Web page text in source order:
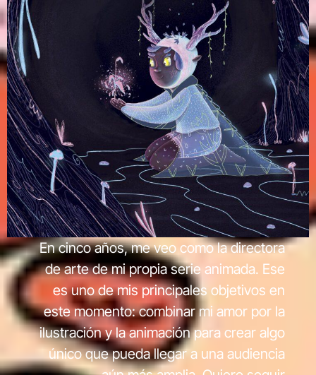
En cinco años, me veo como la directora
de arte de mi propia serie animada. Ese
es uno de mis principales objetivos en
este momento: combinar mi amor por la
ilustración y la animación para crear algo
único que pueda llegar a una audiencia